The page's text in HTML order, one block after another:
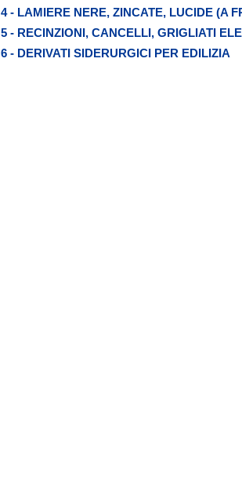
4 - LAMIERE NERE, ZINCATE, LUCIDE (A
5 - RECINZIONI, CANCELLI, GRIGLIATI
6 - DERIVATI SIDERURGICI PER EDILIZIA